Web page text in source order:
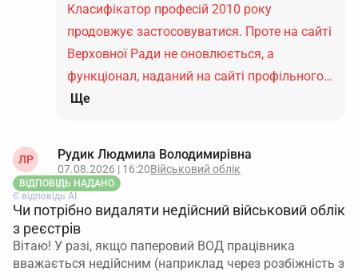
Класифікатор професій 2010 року
продовжує застосовуватися. Проте на сайті
Верховної Ради не оновлюється, а
функціонал, наданий на сайті профільного…
Ще
ЛР Рудик Людмила Володимирівна
07.08.2026 | 16:20Військовий облік
ВІДПОВІДЬ НАДАНО
Є відповідь АІ
Чи потрібно видаляти недійсний військовий облік
з реєстрів
Вітаю! У разі, якщо паперовий ВОД працівника
вважається недійсним (наприклад через розбіжність з